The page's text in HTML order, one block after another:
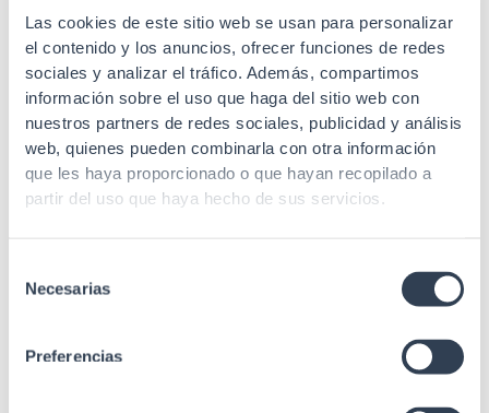
Las cookies de este sitio web se usan para personalizar
el contenido y los anuncios, ofrecer funciones de redes
sociales y analizar el tráfico. Además, compartimos
información sobre el uso que haga del sitio web con
nuestros partners de redes sociales, publicidad y análisis
web, quienes pueden combinarla con otra información
que les haya proporcionado o que hayan recopilado a
partir del uso que haya hecho de sus servicios.
Necesarias
Preferencias
disassembled
SKU: 31GTM9F4
19" Wall Rack Cabinets
depth 450 mm, with
SKU: 31EM9F4T
Cabinet, depth 445 mm,